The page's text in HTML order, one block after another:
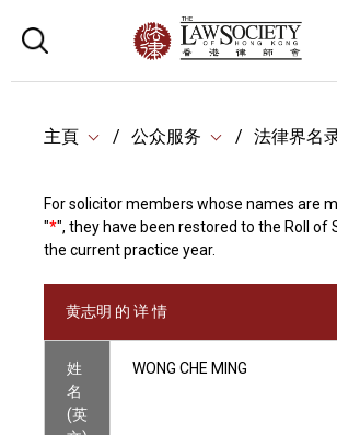
主頁 公众服务 法律界名
For solicitor members whose names are
"*", they have been restored to the Roll of
the current practice year.
黄志明 的 详 情
姓
名
(英
WONG CHE MING